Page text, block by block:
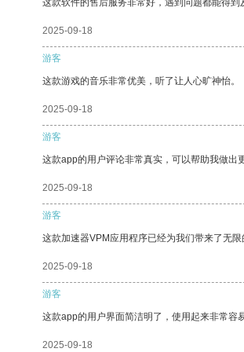
这款软件的售后服务非常好，遇到问题都能得到
2025-09-18
游客
这款游戏的音乐非常优美，听了让人心旷神怡。
2025-09-18
游客
这款app的用户评论非常真实，可以帮助我做出
2025-09-18
游客
这款加速器VPM应用程序已经为我们带来了无限
2025-09-18
游客
这款app的用户界面简洁明了，使用起来非常容
2025-09-18